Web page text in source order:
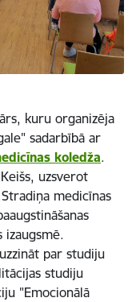
kuru organizēja
sadarbībā ar
koledža.
uzsverot
medicīnas
izaugsmē.
par studiju
studiju
"Emocionālā